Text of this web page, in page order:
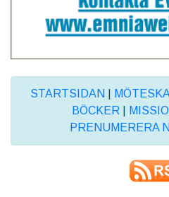
STARTSIDAN
BÖCKER
PRENUMERERA